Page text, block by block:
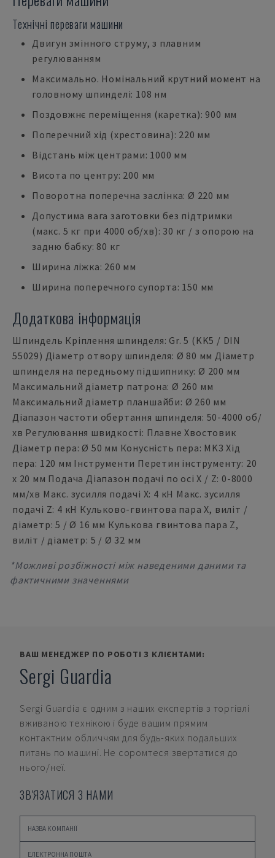
Технічні переваги машини
Двигун змінного струму, з плавним
регулюванням
Максимально. Номінальний крутний момент на
головному шпинделі: 108 нм
Поздовжнє переміщення (каретка): 900 мм
Поперечний хід (хрестовина): 220 мм
Відстань між центрами: 1000 мм
Висота по центру: 200 мм
Поворотна поперечна заслінка: Ø 220 мм
Допустима вага заготовки без підтримки
(макс. 5 кг при 4000 об/хв): 30 кг / з опорою на
задню бабку: 80 кг
Ширина ліжка: 260 мм
Ширина поперечного супорта: 150 мм
Додаткова інформація
Шпиндель Кріплення шпинделя: Gr. 5 (KK5 / DIN
55029) Діаметр отвору шпинделя: Ø 80 мм Діаметр
шпинделя на передньому підшипнику: Ø 200 мм
Максимальний діаметр патрона: Ø 260 мм
Максимальний діаметр планшайби: Ø 260 мм
Діапазон частоти обертання шпинделя: 50-4000 об/
хв Регулювання швидкості: Плавне Хвостовик
Діаметр пера: Ø 50 мм Конусність пера: MK3 Хід
пера: 120 мм Інструменти Перетин інструменту: 20
x 20 мм Подача Діапазон подачі по осі X / Z: 0-8000
мм/хв Макс. зусилля подачі X: 4 кН Макс. зусилля
подачі Z: 4 кН Кульково-гвинтова пара X, виліт /
діаметр: 5 / Ø 16 мм Кулькова гвинтова пара Z,
виліт / діаметр: 5 / Ø 32 мм
*Можливі розбіжності між наведеними даними та
фактичними значеннями
ВАШ МЕНЕДЖЕР ПО РОБОТІ З КЛІЄНТАМИ:
Sergi Guardia
Sergi Guardia є одним з наших експертів з торгівлі
вживаною технікою і буде вашим прямим
контактним обличчям для будь-яких подальших
питань по машині. Не соромтеся звертатися до
нього/неї.
ЗВ'ЯЗАТИСЯ З НАМИ